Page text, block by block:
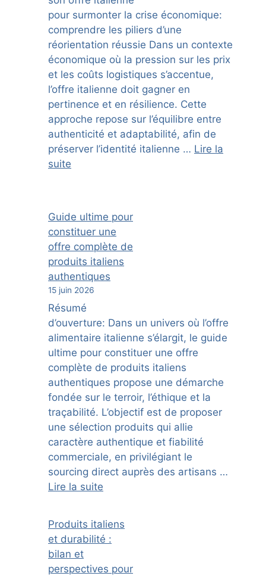
pour surmonter la crise économique:
comprendre les piliers d’une
réorientation réussie Dans un contexte
économique où la pression sur les prix
et les coûts logistiques s’accentue,
l’offre italienne doit gagner en
pertinence et en résilience. Cette
approche repose sur l’équilibre entre
authenticité et adaptabilité, afin de
préserver l’identité italienne … Lire la
suite
Guide ultime pour
constituer une
offre complète de
produits italiens
authentiques
15 juin 2026
Résumé
d’ouverture: Dans un univers où l’offre
alimentaire italienne s’élargit, le guide
ultime pour constituer une offre
complète de produits italiens
authentiques propose une démarche
fondée sur le terroir, l’éthique et la
traçabilité. L’objectif est de proposer
une sélection produits qui allie
caractère authentique et fiabilité
commerciale, en privilégiant le
sourcing direct auprès des artisans …
Lire la suite
Produits italiens
et durabilité :
bilan et
perspectives pour